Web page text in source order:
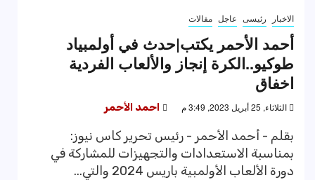
الاخبار رئيسى عاجل مقالات
أحمد الأحمر يكتب|حدث في أولمبياد
طوكيو..الكرة إنجاز والألعاب الفردية
اخفاق
الثلاثاء, 25 أبريل 2023, 3:49 م احمد الأحمر
بقلم - أحمد الأحمر - رئيس تحرير كاس نيوز:
بمناسبة الاستعدادات والتجهيزات للمشاركة في
دورة الألعاب الأولمبية باريس 2024 والتي...